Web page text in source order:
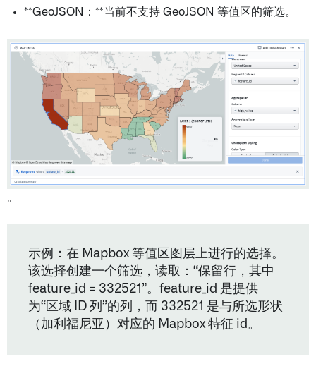
**GeoJSON：**当前不支持 GeoJSON 等值区的筛选。
。
示例：在 Mapbox 等值区图层上进行的选择。
该选择创建一个筛选，读取：“保留行，其中
feature_id = 332521”。feature_id 是提供
为“区域 ID 列”的列，而 332521 是与所选形状
（加利福尼亚）对应的 Mapbox 特征 id。